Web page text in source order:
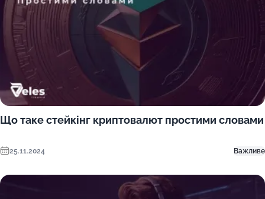
Що таке стейкінг криптовалют простими словами
25.11.2024 Важливе